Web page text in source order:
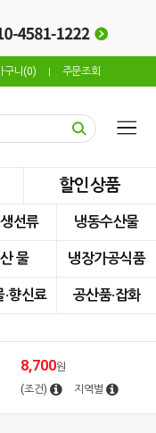
구니(0) 주문조회
할인상품
선류 냉동수산물
물 냉장가공식품
·향신료 공산품·잡화
8,700원
(조건) 지역별